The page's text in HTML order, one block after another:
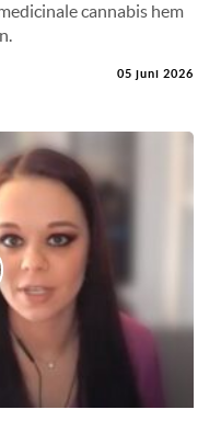
cannabis hem
05 juni 2026